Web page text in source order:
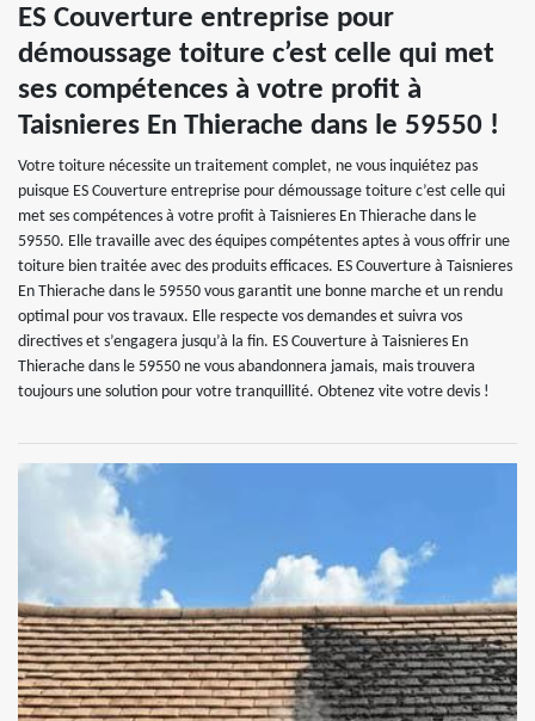
ES Couverture entreprise pour
démoussage toiture c’est celle qui met
ses compétences à votre profit à
Taisnieres En Thierache dans le 59550 !
Votre toiture nécessite un traitement complet, ne vous inquiétez pas
puisque ES Couverture entreprise pour démoussage toiture c’est celle qui
met ses compétences à votre profit à Taisnieres En Thierache dans le
59550. Elle travaille avec des équipes compétentes aptes à vous offrir une
toiture bien traitée avec des produits efficaces. ES Couverture à Taisnieres
En Thierache dans le 59550 vous garantit une bonne marche et un rendu
optimal pour vos travaux. Elle respecte vos demandes et suivra vos
directives et s’engagera jusqu’à la fin. ES Couverture à Taisnieres En
Thierache dans le 59550 ne vous abandonnera jamais, mais trouvera
toujours une solution pour votre tranquillité. Obtenez vite votre devis !